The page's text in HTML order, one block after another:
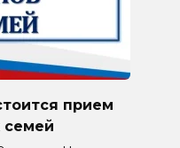
прием
семей